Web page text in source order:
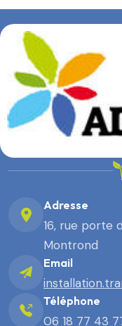
Adresse
16, rue porte
Montrond
Email
Téléphone
06 18 77 43